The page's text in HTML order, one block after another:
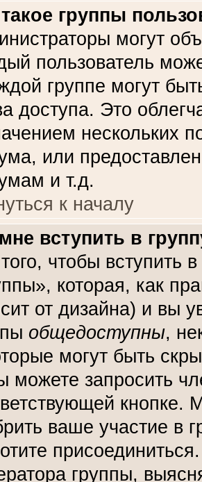
группы
могут
пользователь
группе могут
доступа. Это
нескольких
или
и т.д.
к началу
вступить в
чтобы вступить
которая, как
от дизайна) и вы
общедоступны,
могут быть
можете запросить
кнопке.
ваше участие в
группы,